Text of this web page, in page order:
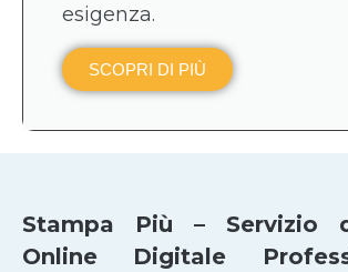
esigenza.
SCOPRI DI PIÙ
Stampa Più – Servizio
Online Digitale